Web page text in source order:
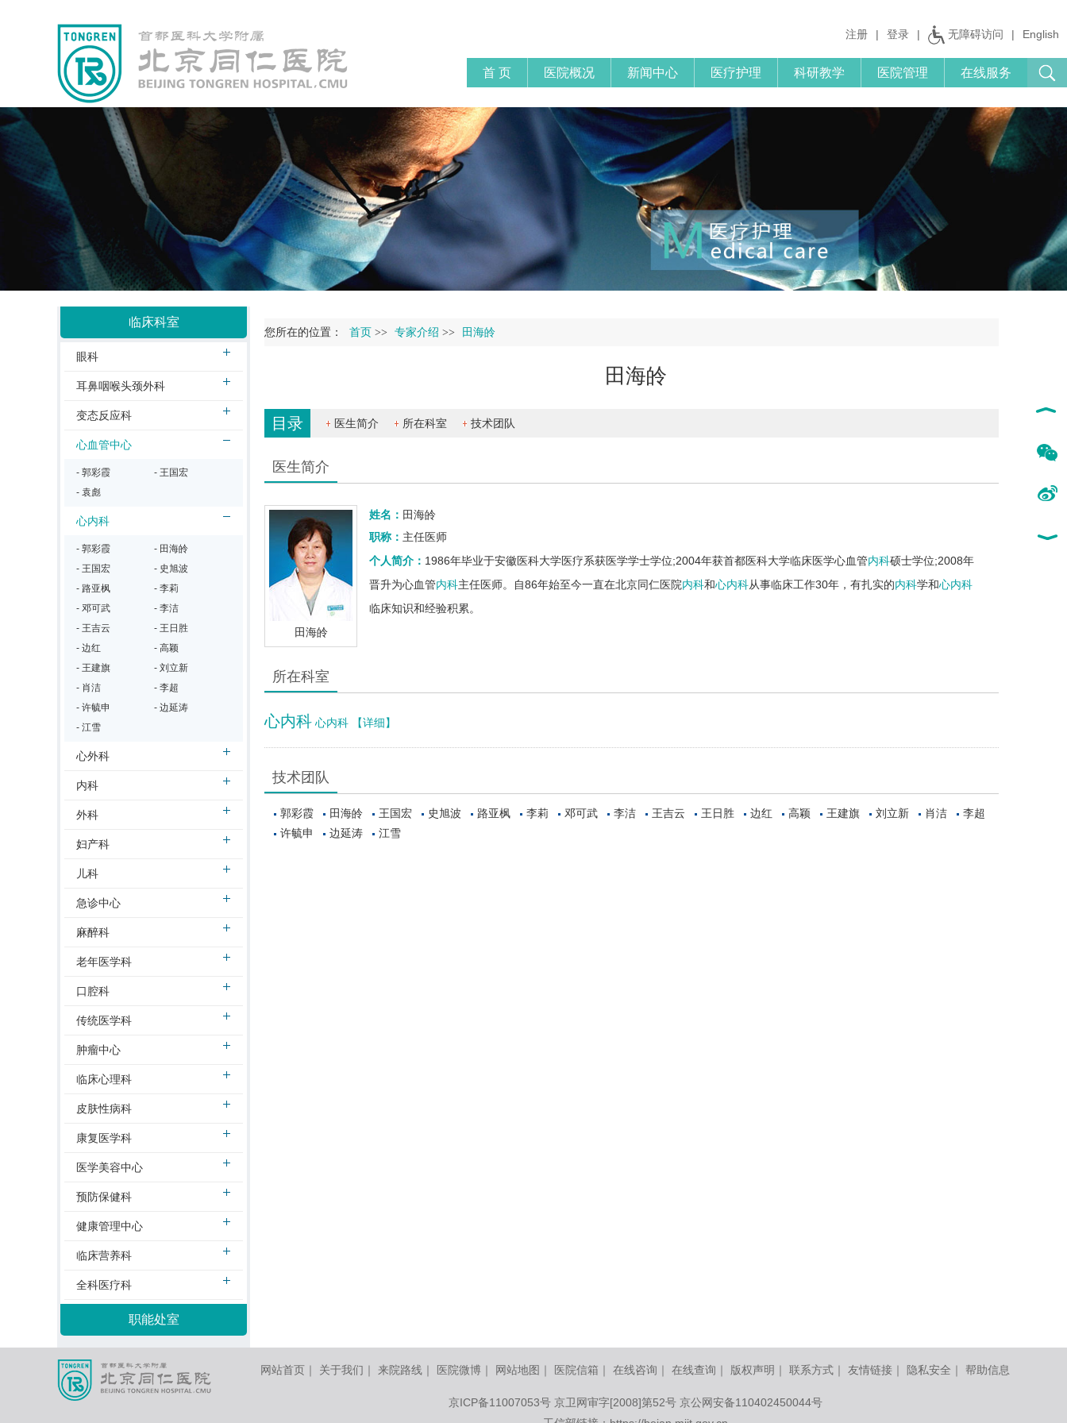
注册 | 登录 | 无障碍访问 | English
首 页 医院概况 新闻中心 医疗护理 科研教学 医院管理 在线服务
您所在的位置： 首页 >> 专家介绍 >> 田海皊
田海皊
目录 医生简介 所在科室 技术团队
医生简介
田海皊
姓名： 田海皊
职称： 主任医师
个人简介： 1986年毕业于安徽医科大学医疗系获医学学士学位;2004年获首都医科大学临床医学心血管内科硕士学位;2008年
晋升为心血管内科主任医师。自86年始至今一直在北京同仁医院内科和心内科从事临床工作30年，有扎实的内科学和心内科
临床知识和经验积累。
所在科室
心内科 心内科 【详细】
技术团队
郭彩霞 田海皊 王国宏 史旭波 路亚枫 李莉 邓可武 李洁 王吉云 王日胜 边红 高颖 王建旗 刘立新 肖洁
李超
许毓申
边延涛 江雪
临床科室
眼科
耳鼻咽喉头颈外科
变态反应科
心血管中心
- 郭彩霞
- 王国宏
- 袁彪
心内科
- 郭彩霞
- 田海皊
- 王国宏
- 史旭波
- 路亚枫
- 李莉
- 邓可武
- 李洁
- 王吉云
- 王日胜
- 边红
- 高颖
- 王建旗
- 刘立新
- 肖洁
- 李超
- 许毓申
- 边延涛
- 江雪
心外科
内科
外科
妇产科
儿科
急诊中心
麻醉科
老年医学科
口腔科
传统医学科
肿瘤中心
临床心理科
皮肤性病科
康复医学科
医学美容中心
预防保健科
健康管理中心
临床营养科
全科医疗科
职能处室
网站首页 ｜ 关于我们 ｜ 来院路线 ｜ 医院微博 ｜ 网站地图 ｜ 医院信箱 ｜ 在线咨询 ｜ 在线查询 ｜ 版权声明 ｜ 联系方式 ｜ 友情链接 ｜ 隐私安全 ｜ 帮助信息
京ICP备11007053号 京卫网审字[2008]第52号 京公网安备110402450044号